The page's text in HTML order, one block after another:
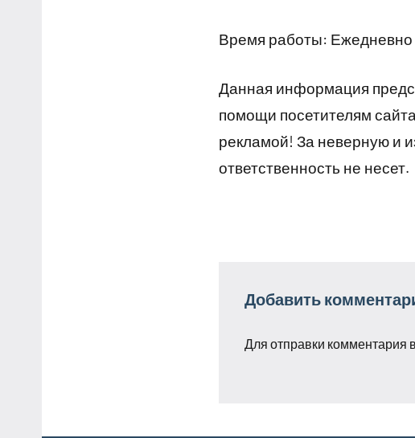
Время работы: Ежедневно
Данная информация
помощи посетителям
рекламой! За неверную и
ответственность не несет.
Добавить
Для отправки комментария